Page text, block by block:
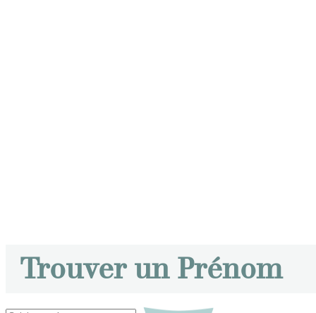
Trouver un Prénom